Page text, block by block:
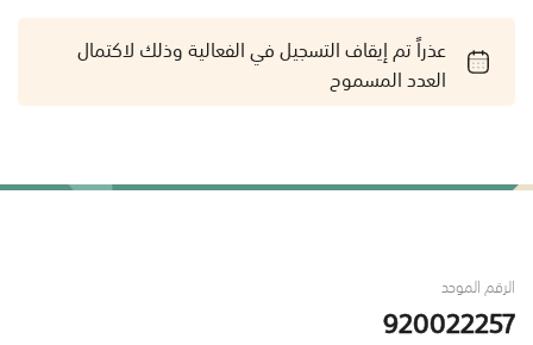
عذراً تم إيقاف التسجيل في الفعالية وذلك لاكتمال
العدد المسموح
الرقم الموحد
920022257